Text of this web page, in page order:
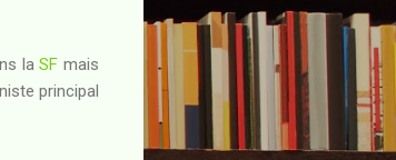
laSF mais
principal